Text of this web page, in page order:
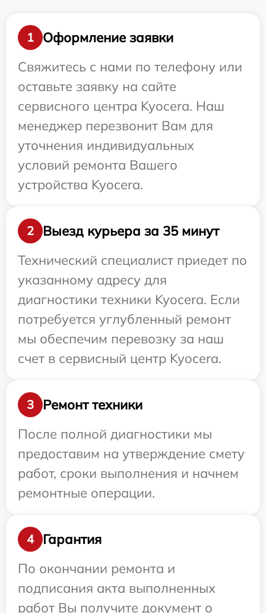
1
Оформление заявки
Свяжитесь с нами по телефону или
оставьте заявку на сайте
сервисного центра Kyocera. Наш
менеджер перезвонит Вам для
уточнения индивидуальных
условий ремонта Вашего
устройства Kyocera.
2
Выезд курьера за 35 минут
Технический специалист приедет по
указанному адресу для
диагностики техники Kyocera. Если
потребуется углубленный ремонт
мы обеспечим перевозку за наш
счет в сервисный центр Kyocera.
3
Ремонт техники
После полной диагностики мы
предоставим на утверждение смету
работ, сроки выполнения и начнем
ремонтные операции.
4
Гарантия
По окончании ремонта и
подписания акта выполненных
работ Вы получите документ о